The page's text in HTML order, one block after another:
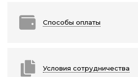
Способы оплаты
Условия сотрудничества